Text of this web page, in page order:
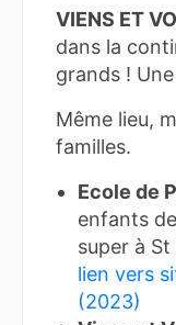
VIENS ET
dans la
grands !
Même lieu,
familles.
Ecole de
enfants
super à
lien vers
(2023)